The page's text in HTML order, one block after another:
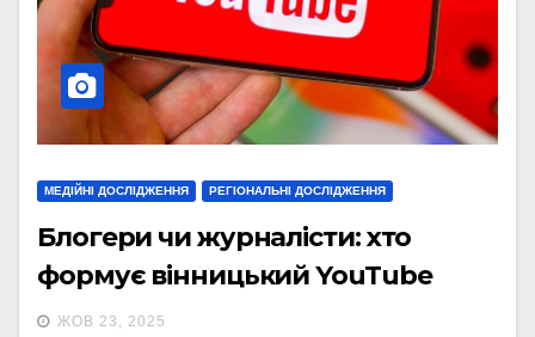
МЕДІЙНІ ДОСЛІДЖЕННЯ РЕГІОНАЛЬНІ ДОСЛІДЖЕННЯ
Блогери чи журналісти: хто
формує вінницький YouTube
ЖОВ 23, 2025